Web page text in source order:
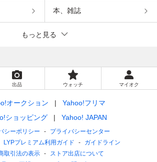
本、雑誌
もっと見る
出品 ウォッチ マイオク
オークション
Yahoo!フリマ
ショッピング
Yahoo! JAPAN
シーポリシー
プライバシーセンター
LYPプレミアム利用ガイド
ガイドライン
取引法の表示
ストア出店について